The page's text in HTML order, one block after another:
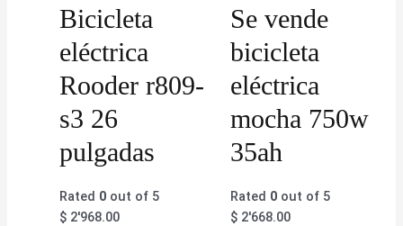
Bicicleta
eléctrica
Rooder r809-
s3 26
pulgadas
Rated 0 out of 5
$ 2'968.00
Se vende
bicicleta
eléctrica
mocha 750w
35ah
Rated 0out of 5
$2'668.00